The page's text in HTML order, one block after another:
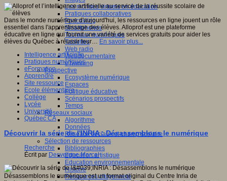
Les mondes virtuels en éducation
Pratiques collaboratives
Podcasting
Smartphones
Tableaux numériques
Tablettes
Web radio
Webdocumentaire
eTwinning
Prospective
Ecosystème numérique
Espaces
Politique éducative
Scénarios prospectifs
Temps
Réseaux sociaux
Algorithme
Données
Réseaux sociaux et champ scolaire
Sélection de ressources
Bibliographies
Education artistique
Education environnementale
Histoire
Ressources citoyenneté
Dans le monde numérique d'aujourd'hui, les ressources en ligne jouent un rôle
essentiel dans l'apprentissage des élèves. Alloprof est une plateforme
éducative en ligne qui fournit une variété de services gratuits pour aider les
élèves du Québec à réussir leur… En savoir plus...
Intelligence artificielle
Pratiques numériques
eFormation
Apprendre
Site ressource
Ecole élémentaire
Collège
Lycée
Université
Québec CA
Découvrir la série de l'INRIA : Désassemblons le numérique
Recherche
Écrit par Desvergne Marcel
Désassemblons le numérique est un format original du Centre Inria de